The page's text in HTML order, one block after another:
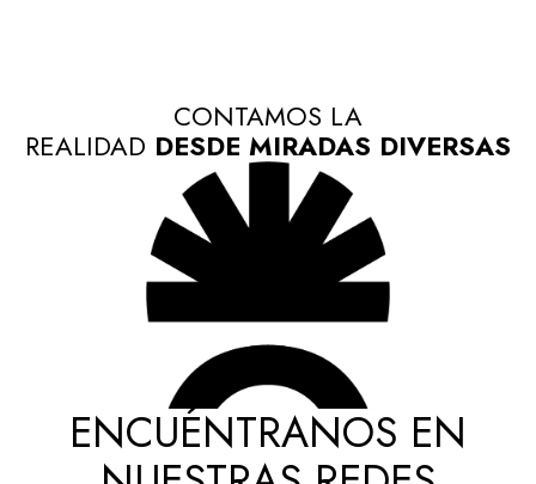
CONTAMOS LA
REALIDAD DESDE MIRADAS DIVERSAS
ENCUÉNTRANOS EN